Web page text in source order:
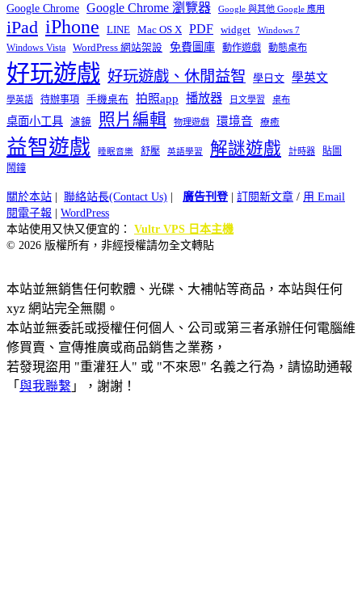
Google Chrome Google Chrome 瀏覽器 Google 與其他 Google 應用
iPad iPhone LINE Mac OS X PDF widget Windows 7
Windows Vista WordPress 網站架設 免費圖庫 動作遊戲 動態桌布
好玩遊戲 好玩遊戲、休閒益智 學日文 學英文
學英語 待辦事項 手機桌布 拍照app 播放器 日文學習 桌布
桌面小工具 濾鏡 照片編輯 物理遊戲 環境音 療癒
益智遊戲 睡眠音樂 舒壓 英語學習 解謎遊戲 計時器
貼圖
鬧鐘
關於本站 聯絡站長(Contact Us) 廣告刊登| 訂閱新文章 / 用 Email
閱電子報
WordPress
本站使用又快又便宜的： Vultr VPS 日本主機
© 2026 版權所有，非經授權請勿全文轉貼
本站並無銷售任何軟體、光碟、大補帖等商品，本站與任何
xyz 網站完全無關。
本站並無委託或授權任何個人、公司或第三者承辦任何電腦維
修買賣、宣傳推廣或商品銷售之業務，
若發現盜用 "重灌狂人" 或 "不來恩" 名義之行為，請協助通報
「 與我聯繫 」，謝謝！